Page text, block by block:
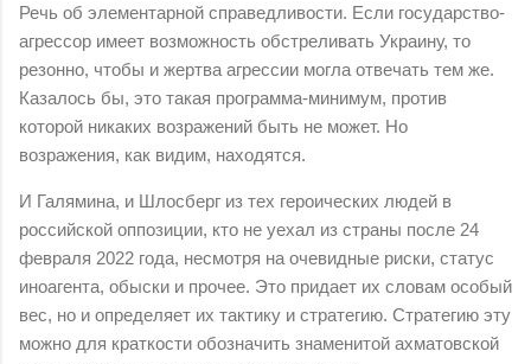
Речь об элементарной справедливости. Если государство-
агрессор имеет возможность обстреливать Украину, то
резонно, чтобы и жертва агрессии могла отвечать тем же.
Казалось бы, это такая программа-минимум, против
которой никаких возражений быть не может. Но
возражения, как видим, находятся.
И Галямина, и Шлосберг из тех героических людей в
российской оппозиции, кто не уехал из страны после 24
февраля 2022 года, несмотря на очевидные риски, статус
иноагента, обыски и прочее. Это придает их словам особый
вес, но и определяет их тактику и стратегию. Стратегию эту
можно для краткости обозначить знаменитой ахматовской